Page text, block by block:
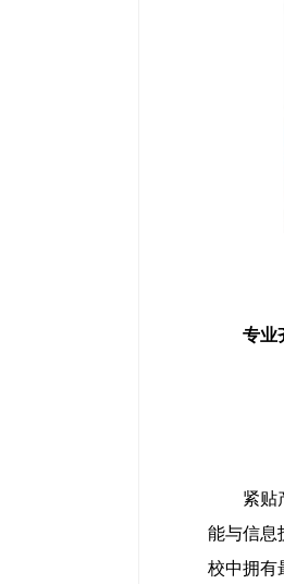
专业
紧贴
能与信息
校中拥有